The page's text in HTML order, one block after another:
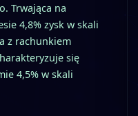
Trwająca na
4,8% zysk w skali
z rachunkiem
się
4,5% w skali